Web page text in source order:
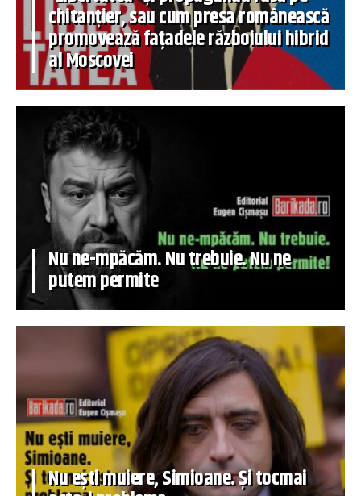
chitanțier, sau cum presa românească
promovează fațadele războiului hibrid
al Moscovei
Nu ne-mpăcăm. Nu trebuie. Nu ne
putem permite
Nu ești muiere, Simioane. Și tocmai